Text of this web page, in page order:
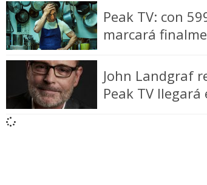
Peak TV: con
marcará
John Landgraf
Peak TV llegará